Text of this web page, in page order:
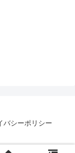
バシーポリシー